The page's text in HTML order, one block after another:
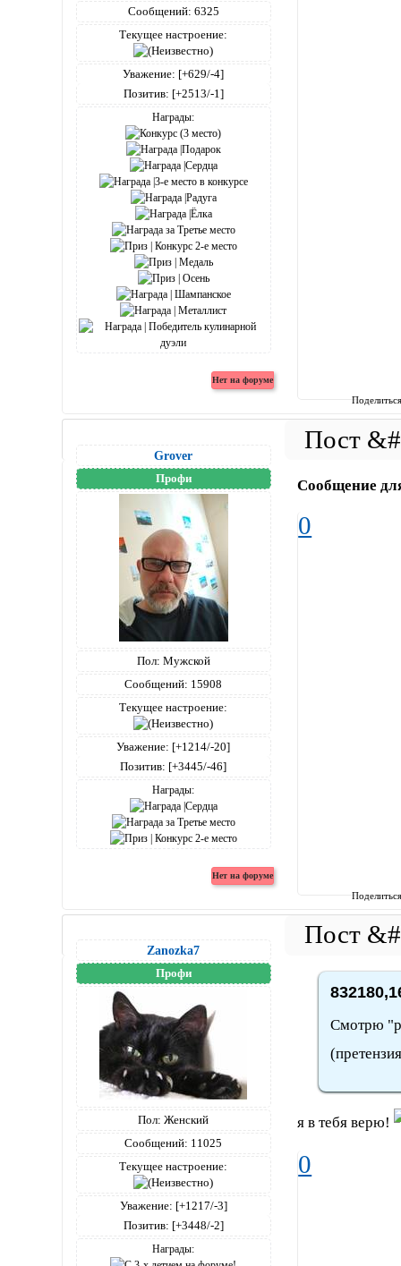
Сообщений: 6325
Текущее настроение:
Уважение: [+629/-4]
Позитив: [+2513/-1]
Награды:
Grover
Профи
Пол: Мужской
Сообщений: 15908
Текущее настроение:
Уважение: [+1214/-20]
Позитив: [+3445/-46]
Награды:
Сообщение
0
Zanozka7
Профи
Пол: Женский
Сообщений: 11025
Текущее настроение:
Уважение: [+1217/-3]
Позитив: [+3448/-2]
Награды:
Смотрю
я в тебя верю!
0